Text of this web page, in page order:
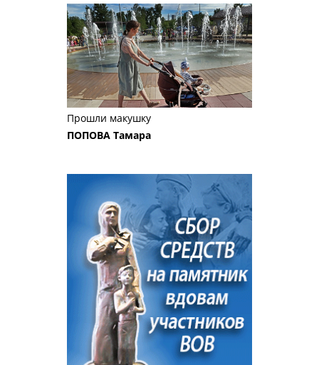
Прошли макушку
ПОПОВА Тамара